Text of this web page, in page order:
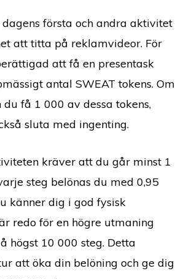
första och andra aktivitet
att titta på reklamvideor. För
att få en presentask
antal SWEAT tokens. Om
få 1 000 av dessa tokens,
sluta med ingenting.
kräver att du går minst 1
steg belönas du med 0,95
känner dig i god fysisk
redo för en högre utmaning
högst 10 000 steg. Detta
att öka din belöning och ge dig